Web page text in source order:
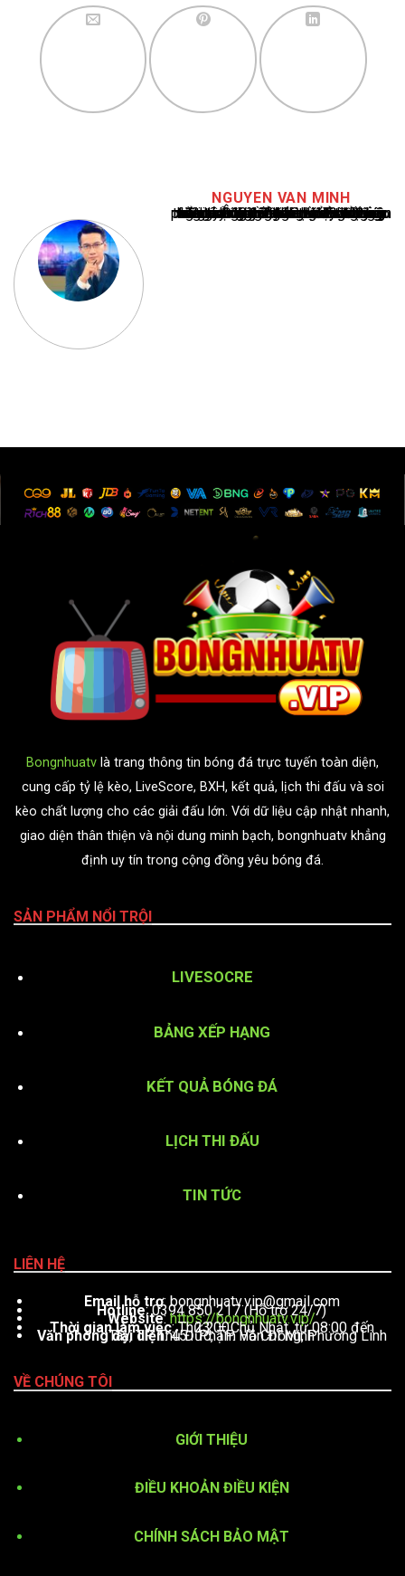
NGUYEN VAN MINH
Nguyễn Văn Minh là một trong những chuyên gia hàng đầu về báo cáo tin tức thể thao tại Việt Nam, với hơn 10 năm hoạt động trong ngành. Ông có kiến thức sâu rộng và kinh nghiệm đáng kể trong việc phân tích và báo cáo về các sự kiện thể thao hàng đầu. Sự hiểu biết sâu sắc của ông về ngành này đã giúp ông xây dựng uy tín và danh tiếng trong cộng đồng báo chí thể thao.
Bongnhuatv là trang thông tin bóng đá trực tuyến toàn diện,
cung cấp tỷ lệ kèo, LiveScore, BXH, kết quả, lịch thi đấu và soi
kèo chất lượng cho các giải đấu lớn. Với dữ liệu cập nhật nhanh,
giao diện thân thiện và nội dung minh bạch, bongnhuatv khẳng
định uy tín trong cộng đồng yêu bóng đá.
SẢN PHẨM NỔI TRỘI
LIVESOCRE
BẢNG XẾP HẠNG
KẾT QUẢ BÓNG ĐÁ
LỊCH THI ĐẤU
TIN TỨC
LIÊN HỆ
Email hỗ trợ:bongnhuatv.vip@gmail.com
Hotline: 0394 850 217 (Hỗ trợ 24/7)
Website:https://bongnhuatv.vip/
Thời gian làm việc : Thứ 2 – Chủ Nhật, từ 08:00 đến 23:00
Văn phòng đại diện: 451 Phạm Văn Đồng, Phường Linh Tây, TP. Thủ Đức, TP. Hồ Chí Minh
VỀ CHÚNG TÔI
GIỚI THIỆU
ĐIỀU KHOẢN ĐIỀU KIỆN
CHÍNH SÁCH BẢO MẬT